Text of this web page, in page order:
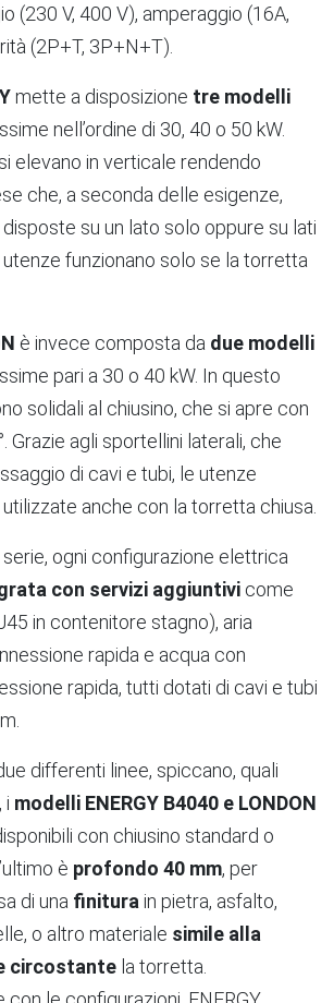
(230 V, 400 V), amperaggio (16A,
(2P+T, 3P+N+T).
mette a disposizione tre modelli
nell’ordine di 30, 40 o 50 kW.
elevano in verticale rendendo
che, a seconda delle esigenze,
su un lato solo oppure su lati
funzionano solo se la torretta
è invece composta da due modelli
pari a 30 o 40 kW. In questo
solidali al chiusino, che si apre con
Grazie agli sportellini laterali, che
di cavi e tubi, le utenze
anche con la torretta chiusa.
ogni configurazione elettrica
con servizi aggiuntivi come
in contenitore stagno), aria
rapida e acqua con
rapida, tutti dotati di cavi e tubi
differenti linee, spiccano, quali
i modelli ENERGY B4040 e LONDON
con chiusino standard o
è profondo 40 mm, per
di una finitura in pietra, asfalto,
o altro materiale simile alla
circostante la torretta.